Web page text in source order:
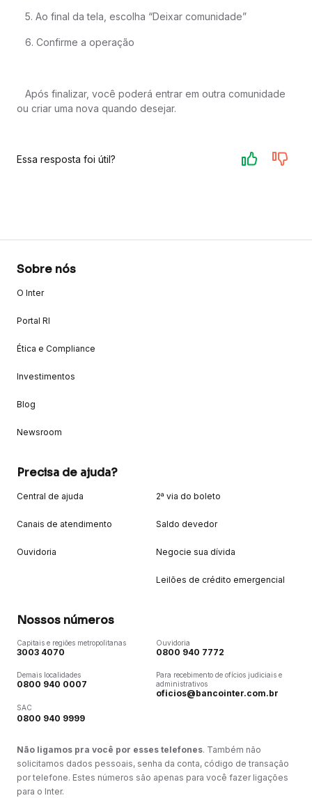
5. Ao final da tela, escolha “Deixar comunidade”
6. Confirme a operação
Após finalizar, você poderá entrar em outra comunidade
ou criar uma nova quando desejar.
Essa resposta foi útil?
Sobre nós
O Inter
Portal RI
Ética e Compliance
Investimentos
Blog
Newsroom
Precisa de ajuda?
Central de ajuda
Canais de atendimento
Ouvidoria
2ª via do boleto
Saldo devedor
Negocie sua dívida
Leilões de crédito emergencial
Nossos números
Capitais e regiões metropolitanas
3003 4070
Demais localidades
0800 940 0007
SAC
0800 940 9999
Ouvidoria
0800 940 7772
Para recebimento de ofícios judiciais e
administrativos
oficios@bancointer.com.br
Não ligamos pra você por esses telefones. Também não
solicitamos dados pessoais, senha da conta, código de transação
por telefone. Estes números são apenas para você fazer ligações
para o Inter.